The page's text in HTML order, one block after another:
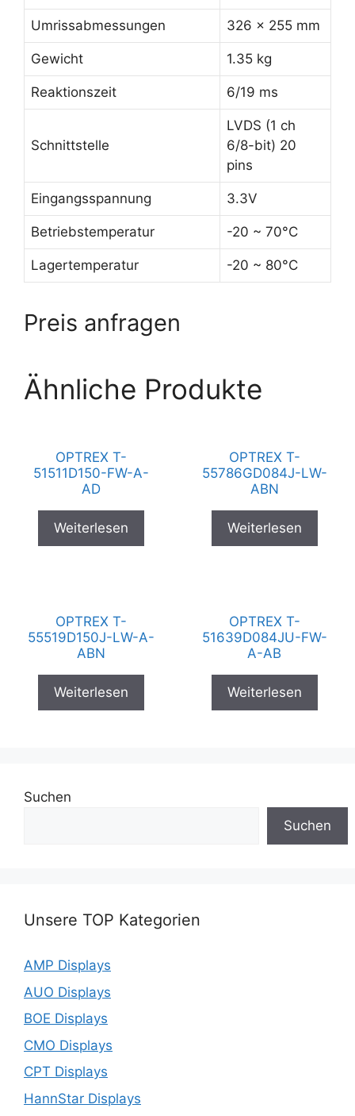
Umrissabmessungen 326 x 255 mm
Gewicht 1.35 kg
Reaktionszeit 6/19 ms
Schnittstelle
LVDS (1 ch
6/8-bit) 20
pins
Eingangsspannung 3.3V
Betriebstemperatur -20 ~ 70°C
Lagertemperatur -20 ~ 80°C
Preis anfragen
Ähnliche Produkte
OPTREX T-
51511D150-FW-A-
AD
Weiterlesen
OPTREX T-
55786GD084J-LW-
ABN
Weiterlesen
OPTREX T-
55519D150J-LW-A-
ABN
Weiterlesen
OPTREX T-
51639D084JU-FW-
A-AB
Weiterlesen
Suchen
Suchen
Unsere TOP Kategorien
AMP Displays
AUO Displays
BOE Displays
CMO Displays
CPT Displays
HannStar Displays